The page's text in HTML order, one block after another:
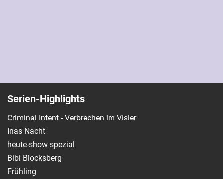
Serien-Highlights
Criminal Intent - Verbrechen im Visier
Inas Nacht
heute-show spezial
Bibi Blocksberg
Frühling